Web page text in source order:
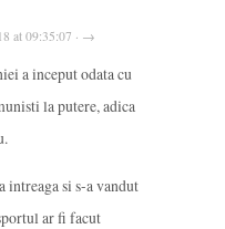
at 09:35:07 · →
a inceput odata cu
la putere, adica
intreaga si s-a vandut
ar fi facut